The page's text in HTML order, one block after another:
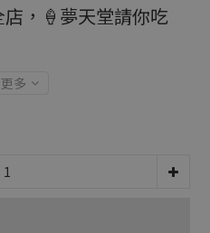
店，🍦夢天堂請你吃
多